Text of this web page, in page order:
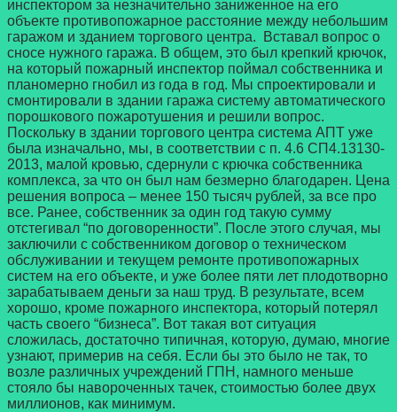
инспектором за незначительно заниженное на его
объекте противопожарное расстояние между небольшим
гаражом и зданием торгового центра. Вставал вопрос о
сносе нужного гаража. В общем, это был крепкий крючок,
на который пожарный инспектор поймал собственника и
планомерно гнобил из года в год. Мы спроектировали и
смонтировали в здании гаража систему автоматического
порошкового пожаротушения и решили вопрос.
Поскольку в здании торгового центра система АПТ уже
была изначально, мы, в соответствии с п. 4.6 СП4.13130-
2013, малой кровью, сдернули с крючка собственника
комплекса, за что он был нам безмерно благодарен. Цена
решения вопроса – менее 150 тысяч рублей, за все про
все. Ранее, собственник за один год такую сумму
отстегивал “по договоренности”. После этого случая, мы
заключили с собственником договор о техническом
обслуживании и текущем ремонте противопожарных
систем на его объекте, и уже более пяти лет плодотворно
зарабатываем деньги за наш труд. В результате, всем
хорошо, кроме пожарного инспектора, который потерял
часть своего “бизнеса”. Вот такая вот ситуация
сложилась, достаточно типичная, которую, думаю, многие
узнают, примерив на себя. Если бы это было не так, то
возле различных учреждений ГПН, намного меньше
стояло бы навороченных тачек, стоимостью более двух
миллионов, как минимум.